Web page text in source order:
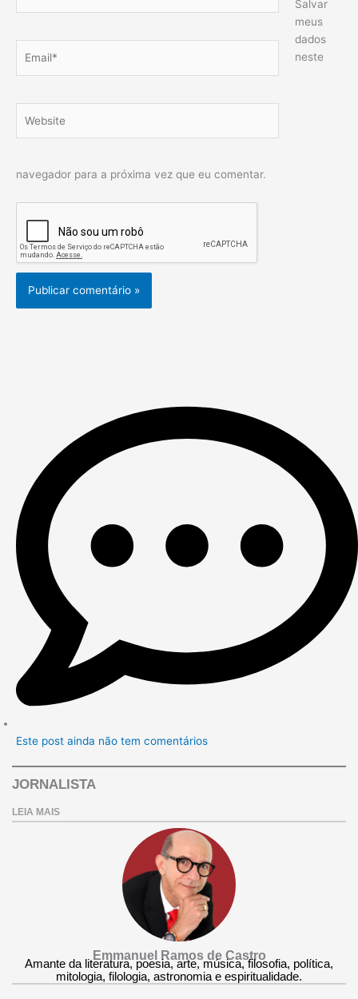
Salvar
meus
dados
neste
navegador para a próxima vez que eu comentar.
Este post ainda não tem comentários
JORNALISTA
LEIA MAIS
Emmanuel Ramos de Castro
Amante da literatura, poesia, arte, música, filosofia, política,
mitologia, filologia, astronomia e espiritualidade.